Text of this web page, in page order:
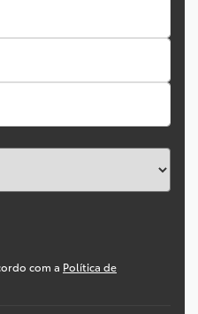
com a Política de